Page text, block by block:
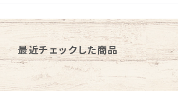
最近チェックした商品